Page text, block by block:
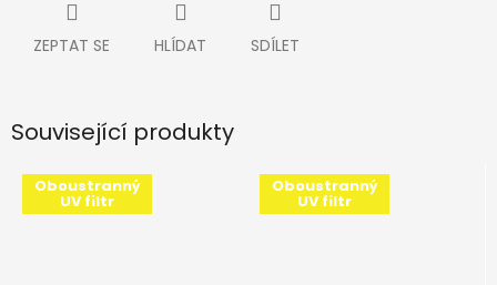
ZEPTAT SE HLÍDAT SDÍLET
Související produkty
Oboustranný
UV filtr
Oboustranný
UV filtr